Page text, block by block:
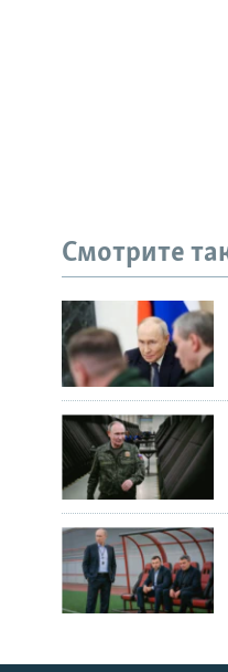
Смотрите